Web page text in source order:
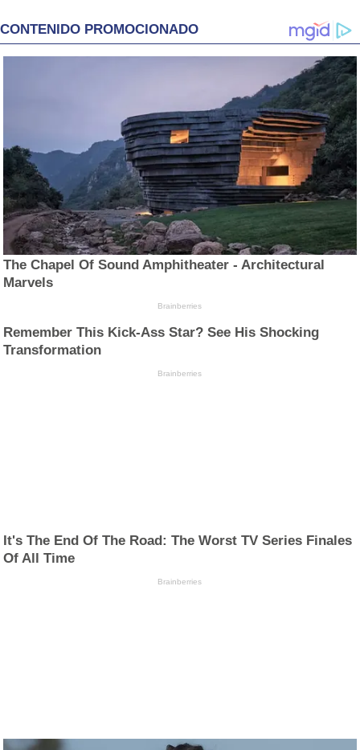
CONTENIDO PROMOCIONADO
The Chapel Of Sound Amphitheater - Architectural
Marvels
Brainberries
Remember This Kick-Ass Star? See His Shocking
Transformation
Brainberries
It's The End Of The Road: The Worst TV Series Finales
Of All Time
Brainberries